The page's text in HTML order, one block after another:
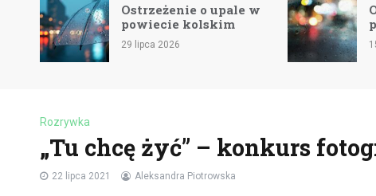
Ostrzeżenie o upale w
powiecie kolskim
29 lipca 2026
Rozrywka
„Tu chcę żyć” – konkurs
22 lipca 2021 Aleksandra Piotrowska